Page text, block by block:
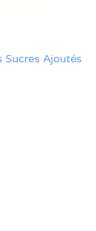
Sucres Ajoutés